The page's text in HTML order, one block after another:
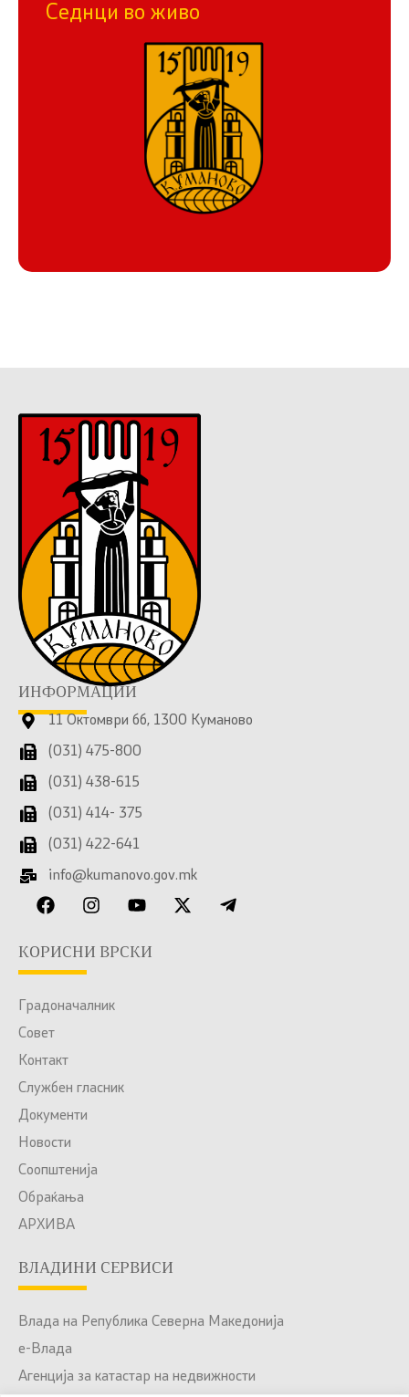
Седнци во живо
ИНФОРМАЦИИ
11 Октомври бб, 1300 Куманово
(031) 475-800
(031) 438-615
(031) 414- 375
(031) 422-641
info@kumanovo.gov.mk
КОРИСНИ ВРСКИ
Градоначалник
Совет
Контакт
Службен гласник
Документи
Новости
Соопштенија
Обраќања
АРХИВА
ВЛАДИНИ СЕРВИСИ
Влада на Република Северна Македонија
е-Влада
Агенција за катастар на недвижности